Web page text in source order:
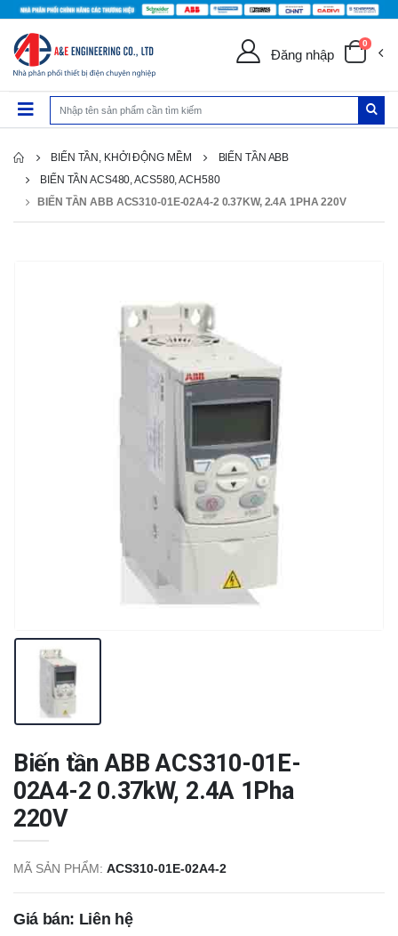
Đăng nhập
0
BIẾN TẦN, KHỞI ĐỘNG MỀM
BIẾN TẦN ABB
BIẾN TẦN ACS480, ACS580, ACH580
BIẾN TẦN ABB ACS310-01E-02A4-2 0.37KW, 2.4A 1PHA 220V
Biến tần ABB ACS310-01E-
02A4-2 0.37kW, 2.4A 1Pha
220V
MÃ SẢN PHẨM: ACS310-01E-02A4-2
Giá bán: Liên hệ